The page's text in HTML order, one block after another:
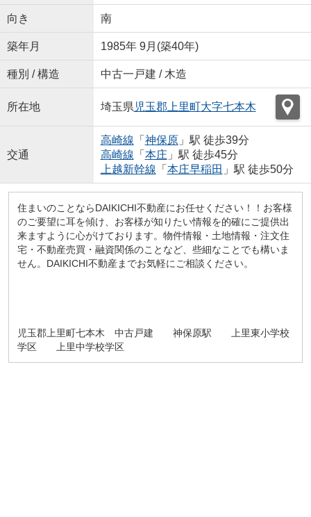
向き 南
築年月 1985年 9月(築40年)
種別 / 構造 中古一戸建 / 木造
所在地 埼玉県 児玉郡上里町大字七本木
交通
高崎線 「 神保原」駅 徒歩39分
高崎線 「 本庄 」駅 徒歩45分
上越新幹線 「 本庄早稲田 」駅 徒歩50分
住まいのことならDAIKICHI不動産にお任せください！！お客様
のご要望に耳を傾け、お客様が知りたい情報を的確にご提供出
来ますように心がけております。物件情報・土地情報・注文住
宅・不動産売買・融資関係のことなど、些細なことでも構いま
せん。DAIKICHI不動産までお気軽にご相談ください。
児玉郡上里町七本木 中古戸建 神保原駅 上里東小学校
学区 上里中学校学区